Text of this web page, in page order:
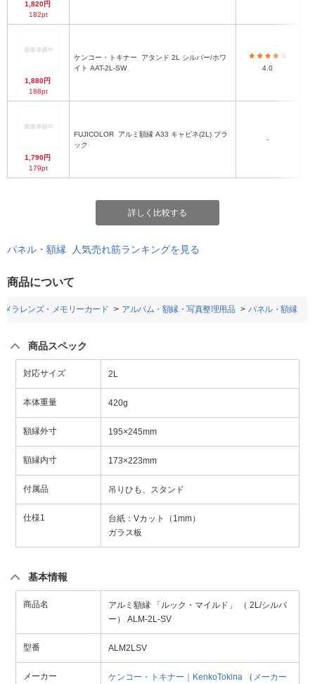
1,820円
182pt
1,880円
188pt
ケンコー・トキナー
イト AAT-2L-SW
4.0
1,790円
179pt
FUJICOLOR
ック
-
詳しく比較する
パネル・額縁 人気売れ筋ランキングを見る
商品について
メラレンズ・メモリーカード アルバム・額縁・写真整理用品 パネル・額縁
商品スペック
対応サイズ 2L
本体重量 420g
額縁外寸 195×245mm
額縁内寸 173×223mm
付属品 吊りひも、スタンド
仕様1
台紙：Vカット（1mm）
ガラス板
基本情報
商品名
アルミ額縁 「ルック・マイルド」 （ 2L/シルバ
ー） ALM-2L-SV
型番 ALM2LSV
メーカー ケンコー・トキナー｜KenkoTokina （ メーカー